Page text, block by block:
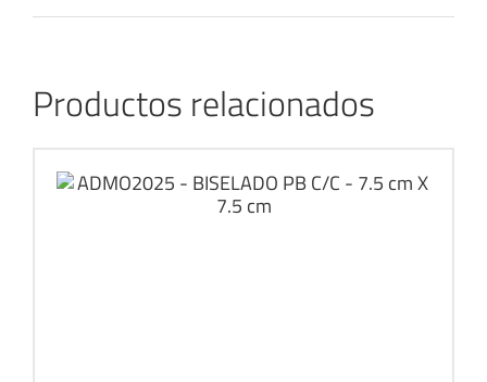
Productos relacionados